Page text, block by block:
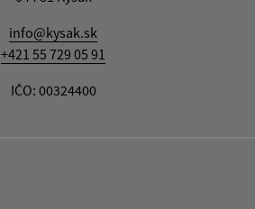
info@kysak.sk
+421 55 729 05 91
IČO: 00324400